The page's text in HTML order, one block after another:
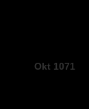
Okt 1071